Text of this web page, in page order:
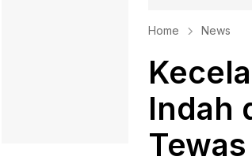
Home News
Indah
Tewas